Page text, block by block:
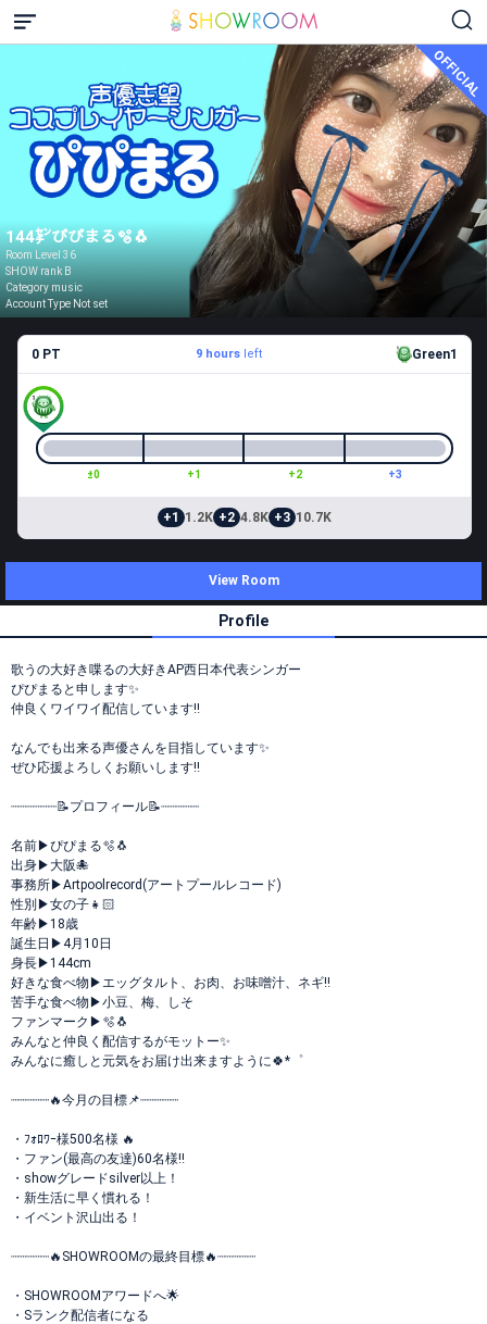
OFFICIAL
144㌢ぴぴまる🫧🐧
Room Level 36
SHOW rank B
Category music
Account Type Not set
0 PT 9 hoursleft Green1
±0 +1 +2 +3
+1 1.2K +2 4.8K +3 10.7K
View Room
Profile
歌うの大好き喋るの大好きAP西日本代表シンガー
ぴぴまると申します✨
仲良くワイワイ配信しています‼️
なんでも出来る声優さんを目指しています✨
ぜひ応援よろしくお願いします‼️
┈┈┈┈┈┈📝プロフィール️📝┈┈┈┈┈
名前▶︎ぴぴまる🫧🐧
出身▶︎大阪🐙
事務所▶︎Artpoolrecord(アートプールレコード)
性別▶︎女の子👧🏻
年齢▶︎18歳
誕生日▶︎4月10日
身長▶︎144cm
好きな食べ物▶︎エッグタルト、お肉、お味噌汁、ネギ‼️
苦手な食べ物▶︎小豆、梅、しそ
ファンマーク▶︎🫧🐧
みんなと仲良く配信するがモットー✨️
みんなに癒しと元気をお届け出来ますように🍀*゜
┈┈┈┈┈🔥今月の目標📌┈┈┈┈┈
・ﾌｫﾛﾜｰ様500名様 🔥
・ファン(最高の友達)60名様‼️
・showグレードsilver以上！
・新生活に早く慣れる！
・イベント沢山出る！
┈┈┈┈┈🔥SHOWROOMの最終目標🔥┈┈┈┈┈
・SHOWROOMアワードへ🌟
・Sランク配信者になる